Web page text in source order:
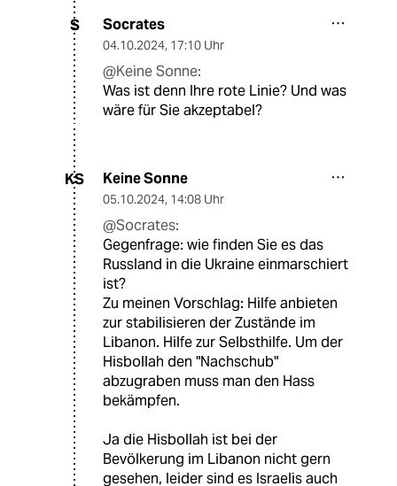
S Socrates
04.10.2024, 17:10 Uhr
@Keine Sonne:
Was ist denn Ihre rote Linie? Und was
wäre für Sie akzeptabel?
KS Keine Sonne
05.10.2024, 14:08 Uhr
@Socrates:
Gegenfrage: wie finden Sie es das
Russland in die Ukraine einmarschiert
ist?
Zu meinen Vorschlag: Hilfe anbieten
zur stabilisieren der Zustände im
Libanon. Hilfe zur Selbsthilfe. Um der
Hisbollah den "Nachschub"
abzugraben muss man den Hass
bekämpfen.
Ja die Hisbollah ist bei der
Bevölkerung im Libanon nicht gern
gesehen, leider sind es Israelis auch